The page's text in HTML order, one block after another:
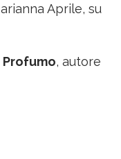
Aprile, su
, autore